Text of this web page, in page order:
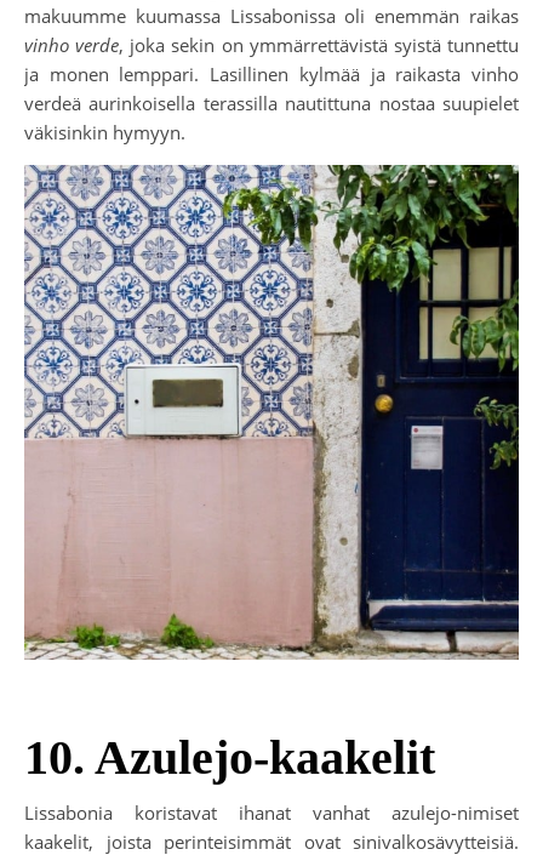
makuumme kuumassa Lissabonissa oli enemmän raikas
vinho verde, joka sekin on ymmärrettävistä syistä tunnettu
ja monen lemppari. Lasillinen kylmää ja raikasta vinho
verdeä aurinkoisella terassilla nautittuna nostaa suupielet
väkisinkin hymyyn.
10. Azulejo-kaakelit
Lissabonia koristavat ihanat vanhat azulejo-nimiset
kaakelit, joista perinteisimmät ovat sinivalkosävytteisiä.